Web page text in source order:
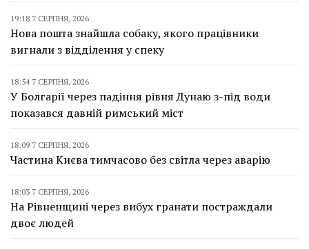
19:18 7 СЕРПНЯ, 2026
Нова пошта знайшла собаку, якого працівники
вигнали з відділення у спеку
18:54 7 СЕРПНЯ, 2026
У Болгарії через падіння рівня Дунаю з-під води
показався давній римський міст
18:09 7 СЕРПНЯ, 2026
Частина Києва тимчасово без світла через аварію
18:03 7 СЕРПНЯ, 2026
На Рівненщині через вибух гранати постраждали
двоє людей